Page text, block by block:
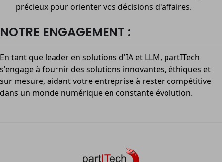
précieux pour orienter vos décisions d'affaires.
NOTRE ENGAGEMENT :
En tant que leader en solutions d'IA et LLM, partITech
s'engage à fournir des solutions innovantes, éthiques et
sur mesure, aidant votre entreprise à rester compétitive
dans un monde numérique en constante évolution.